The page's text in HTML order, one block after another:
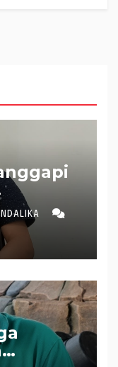
Rp